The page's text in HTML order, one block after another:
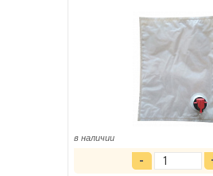
в наличии